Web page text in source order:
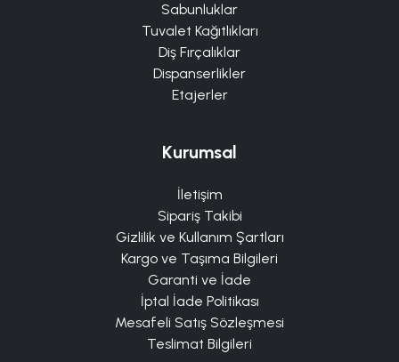
Sabunluklar
Tuvalet Kağıtlıkları
Diş Fırçalıklar
Dispanserlikler
Etajerler
Kurumsal
İletişim
Sipariş Takibi
Gizlilik ve Kullanım Şartları
Kargo ve Taşıma Bilgileri
Garanti ve İade
İptal İade Politikası
Mesafeli Satış Sözleşmesi
Teslimat Bilgileri